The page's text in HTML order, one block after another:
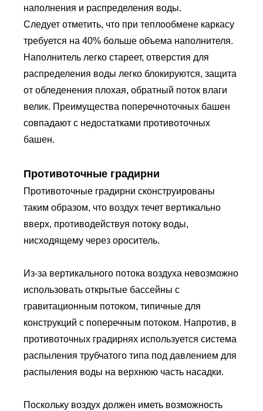
наполнения и распределения воды.
Следует отметить, что при теплообмене каркасу
требуется на 40% больше объема наполнителя.
Наполнитель легко стареет, отверстия для
распределения воды легко блокируются, защита
от обледенения плохая, обратный поток влаги
велик. Преимущества поперечноточных башен
совпадают с недостатками противоточных
башен.
Противоточные градирни
Противоточные градирни сконструированы
таким образом, что воздух течет вертикально
вверх, противодействуя потоку воды,
нисходящему через ороситель.
Из-за вертикального потока воздуха невозможно
использовать открытые бассейны с
гравитационным потоком, типичные для
конструкций с поперечным потоком. Напротив, в
противоточных градирнях используется система
распыления трубчатого типа под давлением для
распыления воды на верхнюю часть насадки.
Поскольку воздух должен иметь возможность